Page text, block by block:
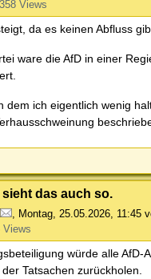
Views
da es keinen Abfluss
ware die AfD in einer
dem ich eigentlich wenig
das auch so.
Montag, 25.05.2026, 11:45
Views
würde alle AfD-
Tatsachen zurückholen.